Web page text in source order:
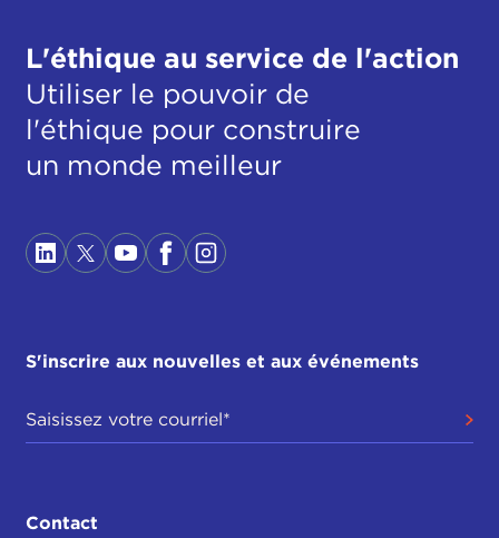
L'éthique au service de l'action
Utiliser le pouvoir de
l'éthique pour construire
un monde meilleur
S'inscrire aux nouvelles et aux événements
Contact